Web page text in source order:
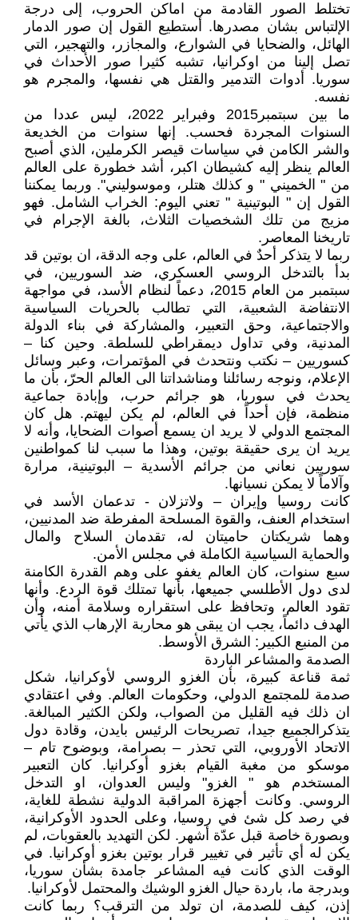
تختلط الصور القادمة من اماكن الحروب، إلى درجة
الإلتباس بشان مصدرها. أستطيع القول إن صور الدمار
الهائل، والضحايا في الشوارع، والمجازر، والتهجير، التي
تصل إلينا من اوكرانيا، تشبه كثيرا صور الأحداث في
سوريا. أدوات التدمير والقتل هي نفسها، والمجرم هو
نفسه.
ما بين سبتمبر2015 وفبراير 2022، ليس عددا من
السنوات المجردة فحسب. إنها سنوات من الخديعة
والشر الكامن في سياسات قيصر الكرملين، الذي أصبح
العالم ينظر إليه كشيطان اكبر، أشد خطورة على العالم
من " الخميني " و كذلك هتلر، وموسوليني". وربما يمكننا
القول إن " البوتينية " تعني اليوم: الخراب الشامل. فهو
مزيج من تلك الشخصيات الثلاث، بالغة الإجرام في
تاريخنا المعاصر.
ربما لا يتذكر أحدٌ في العالم، على وجه الدقة، ان بوتين قد
بدأ بالتدخل الروسي العسكري، ضد السوريين، في
سبتمبر من العام 2015، دعماً لنظام الأسد، في مواجهة
الانتفاضة الشعبية، التي تطالب بالحريات السياسية
والاجتماعية، وحق التعبير، والمشاركة في بناء الدولة
المدنية، وفي تداول ديمقراطي للسلطة. وحين كنا –
كسوريين – نكتب ونتحدث في المؤتمرات، وعبر وسائل
الإعلام، ونوجه رسائلنا ومناشداتنا الى العالم الحرّ، بأن ما
يحدث في سوريا، هو جرائم حرب، وإبادة جماعية
منظمة، فإن أحداً في العالم، لم يكن ليهتم. هل كان
المجتمع الدولي لا يريد ان يسمع أصوات الضحايا، وأنه لا
يريد ان يرى حقيقة بوتين، وهذا ما سبب لنا كمواطنين
سوريين نعاني من جرائم الأسدية – البوتينية، مرارة
وآلاماً لا يمكن نسيانها.
كانت روسيا وإيران – ولاتزلان - تدعمان الأسد في
استخدام العنف، والقوة المسلحة المفرطة ضد المدنيين،
وهما شريكتان حاميتان له، تقدمان السلاح والمال
والحماية السياسية الكاملة في مجلس الأمن.
سبع سنوات، كان العالم يغفو على وهم القدرة الكامنة
لدى دول الأطلسي جميعها، بأنها تمتلك قوة الردع. وأنها
تقود العالم، وتحافظ على استقراره وسلامة أمنه، وأن
الهدف دائماً، يجب ان يبقى هو محاربة الإرهاب الذي يأتي
من المنبع الكبير: الشرق الأوسط.
الصدمة والمشاعر الباردة
ثمة قناعة كبيرة، بأن الغزو الروسي لأوكرانيا، شكل
صدمة للمجتمع الدولي، وحكومات العالم. وفي اعتقادي
ان ذلك فيه القليل من الصواب، ولكن الكثير المبالغة.
يتذكرالجميع جيدا، تصريحات الرئيس بايدن، وقادة دول
الاتحاد الأوروبي، التي تحذر – بصرامة، وبوضوح تام –
موسكو من مغبة القيام بغزو أوكرانيا. كان التعبير
المستخدم هو " الغزو" وليس العدوان، او التدخل
الروسي. وكانت أجهزة المراقبة الدولية نشطة للغاية،
في رصد كل شئ في روسيا، وعلى الحدود الأوكرانية،
وبصورة خاصة قبل عدّة أشهر. لكن التهديد بالعقوبات، لم
يكن له أي تأثير في تغيير قرار بوتين بغزو أوكرانيا. في
الوقت الذي كانت فيه المشاعر جامدة بشأن سوريا،
وبدرجة ما، باردة حيال الغزو الوشيك والمحتمل لأوكرانيا.
إذن، كيف للصدمة، ان تولد من الترقب؟ ربما كانت